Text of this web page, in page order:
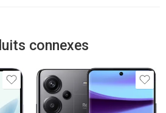
connexes